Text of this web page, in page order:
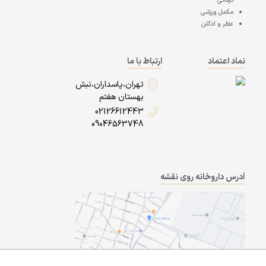
مکمل ورزشی
عطر و ادکلن
نماد اعتماد
ارتباط با ما
تهران،پاسداران،نبش
بهستان هفتم
02126612443
09046563748
آدرس داروخانه روی نقشه